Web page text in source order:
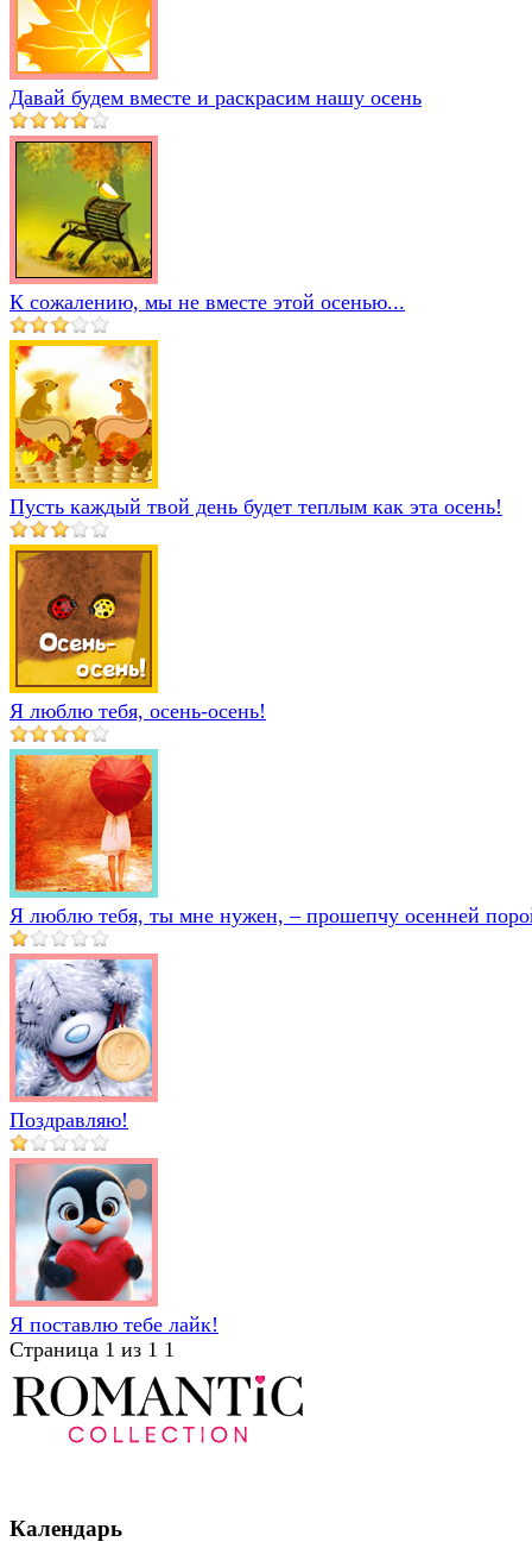
Давай будем вместе и раскрасим нашу осень
К сожалению, мы не вместе этой осенью...
Пусть каждый твой день будет теплым как эта осень!
Я люблю тебя, осень-осень!
Я люблю тебя, ты мне нужен, – прошепчу осенней
Поздравляю!
Я поставлю тебе лайк!
Страница 1 из 1 1
Календарь